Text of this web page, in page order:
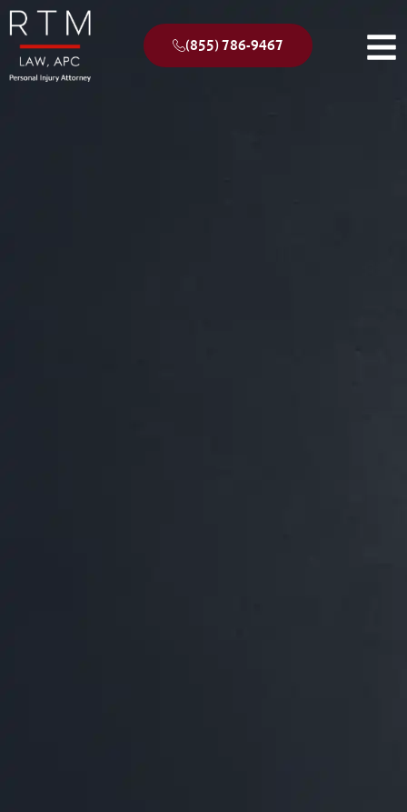
(855) 786-9467